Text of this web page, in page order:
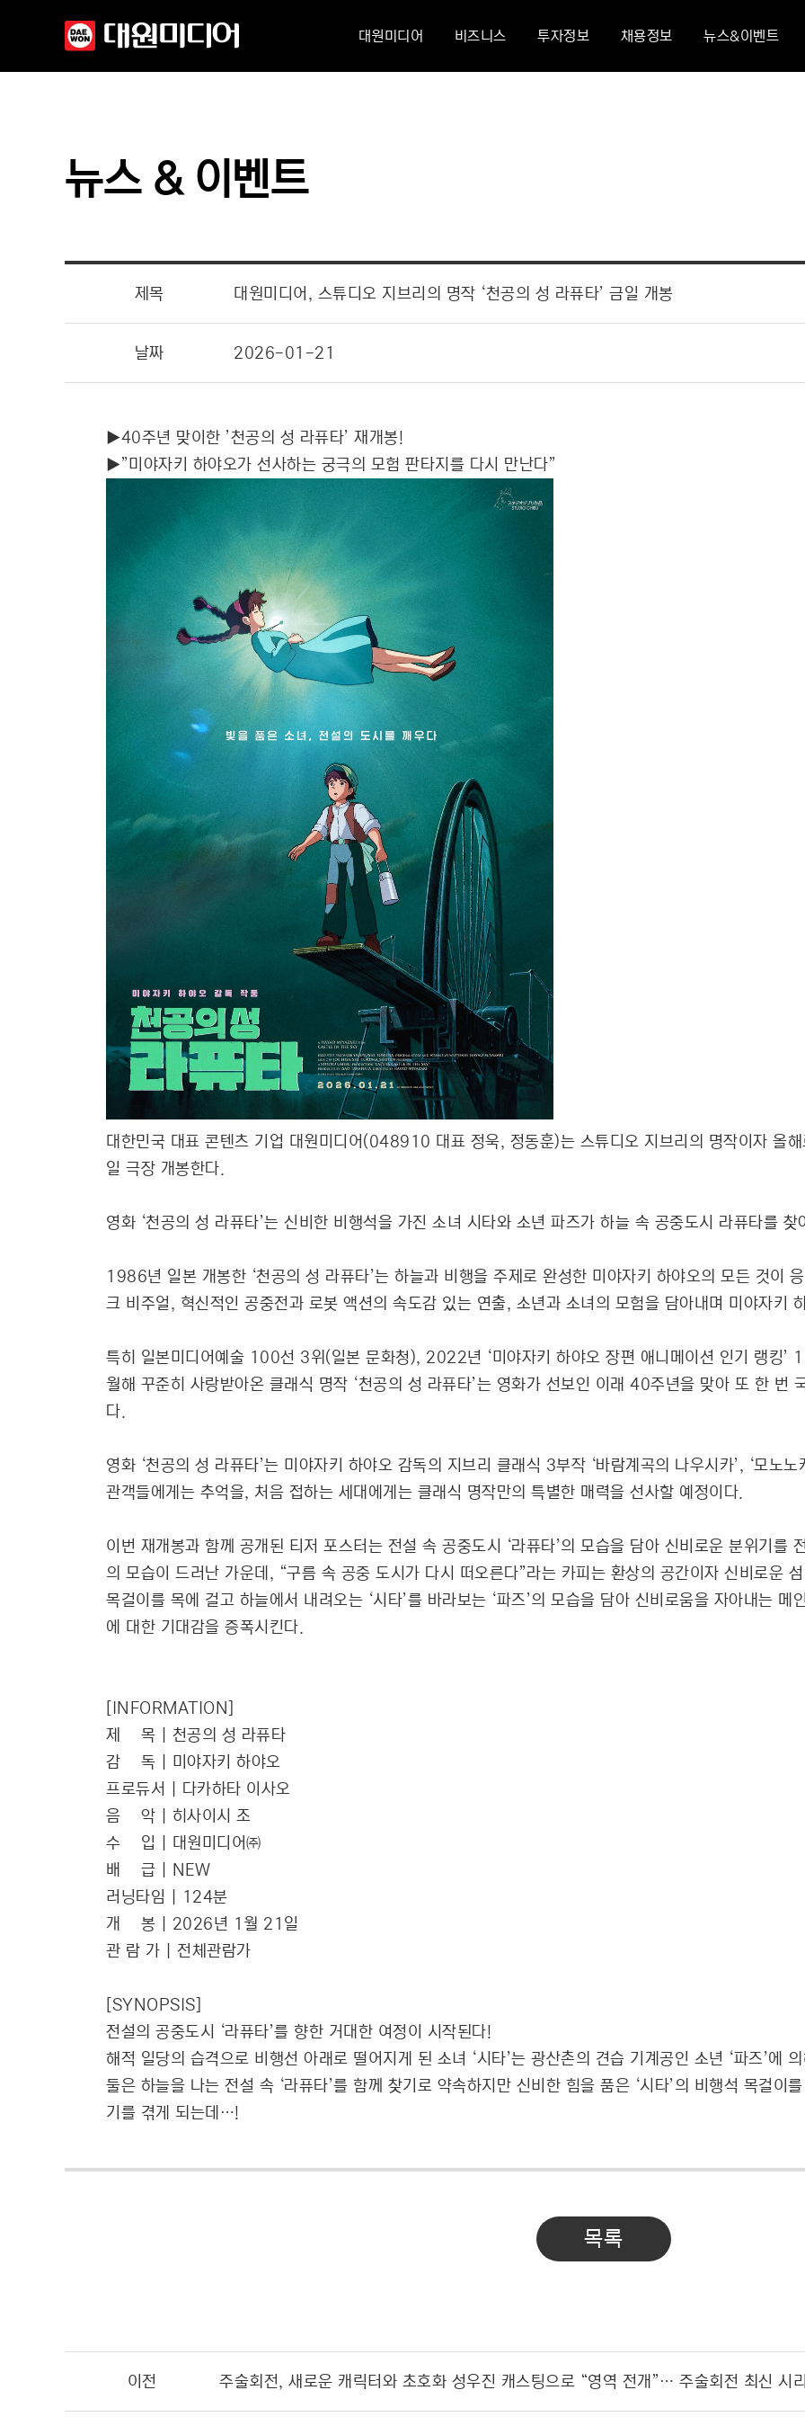
대원미디어 비즈니스 투자정보 채용정보 뉴스&이벤트
뉴스 & 이벤트
제목 대원미디어, 스튜디오 지브리의 명작 ‘천공의 성 라퓨타’ 금일 개봉
날짜 2026-01-21
▶40주년 맞이한 ’천공의 성 라퓨타’ 재개봉!
▶”미야자키 하야오가 선사하는 궁극의 모험 판타지를 다시 만난다”
대한민국 대표 콘텐츠 기업 대원미디어(048910 대표 정욱, 정동훈)는 스튜디오 지브리의 명작이자 올
일 극장 개봉한다.
영화 ‘천공의 성 라퓨타’는 신비한 비행석을 가진 소녀 시타와 소년 파즈가 하늘 속 공중도시 라퓨타를
1986년 일본 개봉한 ‘천공의 성 라퓨타’는 하늘과 비행을 주제로 완성한 미야자키 하야오의 모든 것이
크 비주얼, 혁신적인 공중전과 로봇 액션의 속도감 있는 연출, 소년과 소녀의 모험을 담아내며 미야자키
특히 일본미디어예술 100선 3위(일본 문화청), 2022년 ‘미야자키 하야오 장편 애니메이션 인기 랭킹’
월해 꾸준히 사랑받아온 클래식 명작 ‘천공의 성 라퓨타’는 영화가 선보인 이래 40주년을 맞아 또 한 번
다.
영화 ‘천공의 성 라퓨타’는 미야자키 하야오 감독의 지브리 클래식 3부작 ‘바람계곡의 나우시카’, ‘모노
관객들에게는 추억을, 처음 접하는 세대에게는 클래식 명작만의 특별한 매력을 선사할 예정이다.
이번 재개봉과 함께 공개된 티저 포스터는 전설 속 공중도시 ‘라퓨타’의 모습을 담아 신비로운 분위기를
의 모습이 드러난 가운데, “구름 속 공중 도시가 다시 떠오른다”라는 카피는 환상의 공간이자 신비로운
목걸이를 목에 걸고 하늘에서 내려오는 ‘시타’를 바라보는 ‘파즈’의 모습을 담아 신비로움을 자아내는
에 대한 기대감을 증폭시킨다.
[INFORMATION]
제 목 | 천공의 성 라퓨타
감 독 | 미야자키 하야오
프로듀서 | 다카하타 이사오
음 악 | 히사이시 조
수 입 | 대원미디어㈜
배 급 | NEW
러닝타임 | 124분
개 봉 | 2026년 1월 21일
관 람 가 | 전체관람가
[SYNOPSIS]
전설의 공중도시 ‘라퓨타’를 향한 거대한 여정이 시작된다!
해적 일당의 습격으로 비행선 아래로 떨어지게 된 소녀 ‘시타’는 광산촌의 견습 기계공인 소년 ‘파즈’에
둘은 하늘을 나는 전설 속 ‘라퓨타’를 함께 찾기로 약속하지만 신비한 힘을 품은 ‘시타’의 비행석 목걸이
기를 겪게 되는데…!
목록
이전